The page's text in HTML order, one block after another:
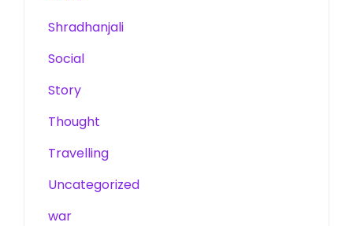
Shradhanjali
Social
Story
Thought
Travelling
Uncategorized
war